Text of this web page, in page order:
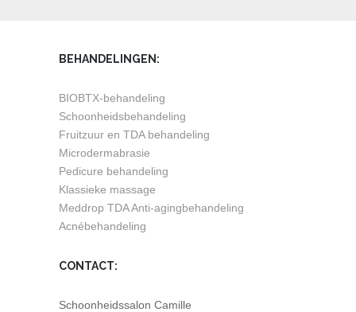
BEHANDELINGEN:
BIOBTX-behandeling
Schoonheidsbehandeling
Fruitzuur en TDA behandeling
Microdermabrasie
Pedicure behandeling
Klassieke massage
Meddrop TDA Anti-agingbehandeling
Acnébehandeling
CONTACT:
Schoonheidssalon Camille